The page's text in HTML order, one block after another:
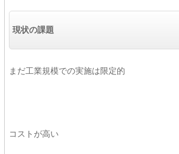
現状の課題
まだ工業規模での実施は限定的
コストが高い